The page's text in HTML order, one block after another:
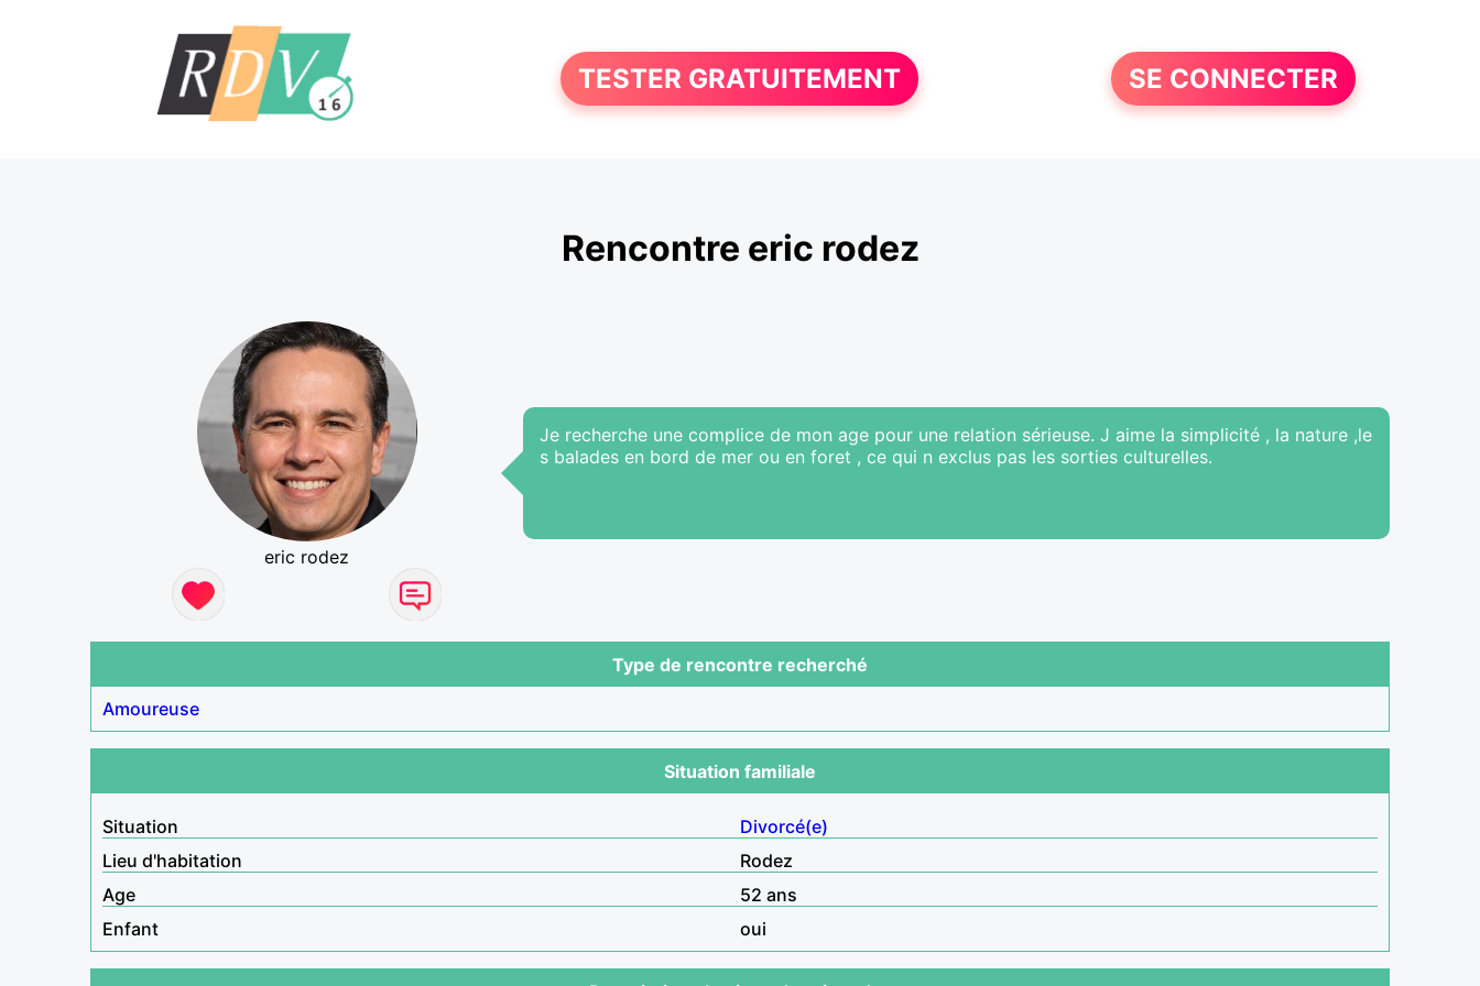
TESTER GRATUITEMENT SE CONNECTER
Rencontre eric rodez
eric rodez
Je recherche une complice de mon age pour une relation sérieuse. J aime la simplicité , la nature ,le
s balades en bord de mer ou en foret , ce qui n exclus pas les sorties culturelles.
Type de rencontre recherché
Amoureuse
Situation familiale
Situation
Divorcé(e)
Lieu d'habitation
Rodez
Age
52 ans
Enfant
oui